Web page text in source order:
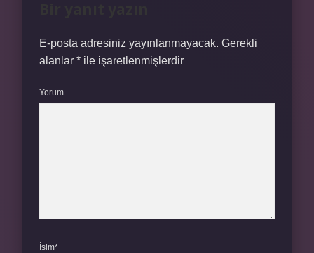
E-posta adresiniz yayınlanmayacak. Gerekli
alanlar * ile işaretlenmişlerdir
Yorum
İsim*